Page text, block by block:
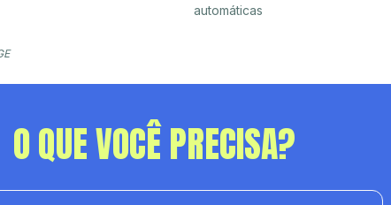
automáticas
O QUE VOCÊ PRECISA?